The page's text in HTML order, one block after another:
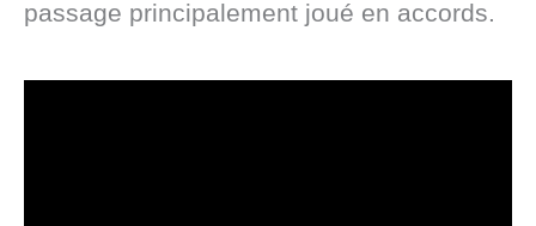
passage principalement joué en accords.